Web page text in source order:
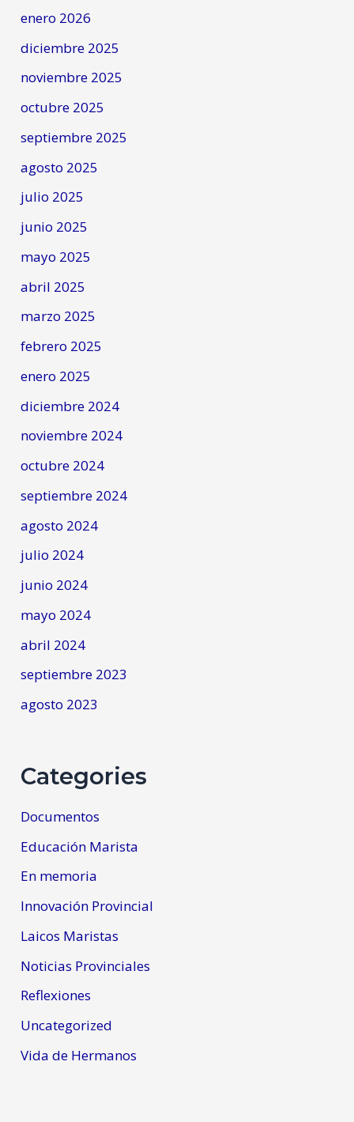
enero 2026
diciembre 2025
noviembre 2025
octubre 2025
septiembre 2025
agosto 2025
julio 2025
junio 2025
mayo 2025
abril 2025
marzo 2025
febrero 2025
enero 2025
diciembre 2024
noviembre 2024
octubre 2024
septiembre 2024
agosto 2024
julio 2024
junio 2024
mayo 2024
abril 2024
septiembre 2023
agosto 2023
Categories
Documentos
Educación Marista
En memoria
Innovación Provincial
Laicos Maristas
Noticias Provinciales
Reflexiones
Uncategorized
Vida de Hermanos